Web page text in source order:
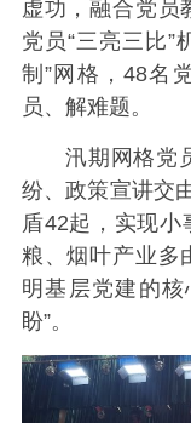
虚功，融合党员
党员“三亮三比”
制”网格，48名
员、解难题。
汛期网格党
纷、政策宣讲交
盾42起，实现小
粮、烟叶产业多
明基层党建的
盼”。